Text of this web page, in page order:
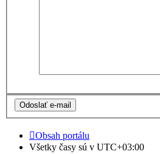
Obsah portálu
Všetky časy sú v UTC+03:00